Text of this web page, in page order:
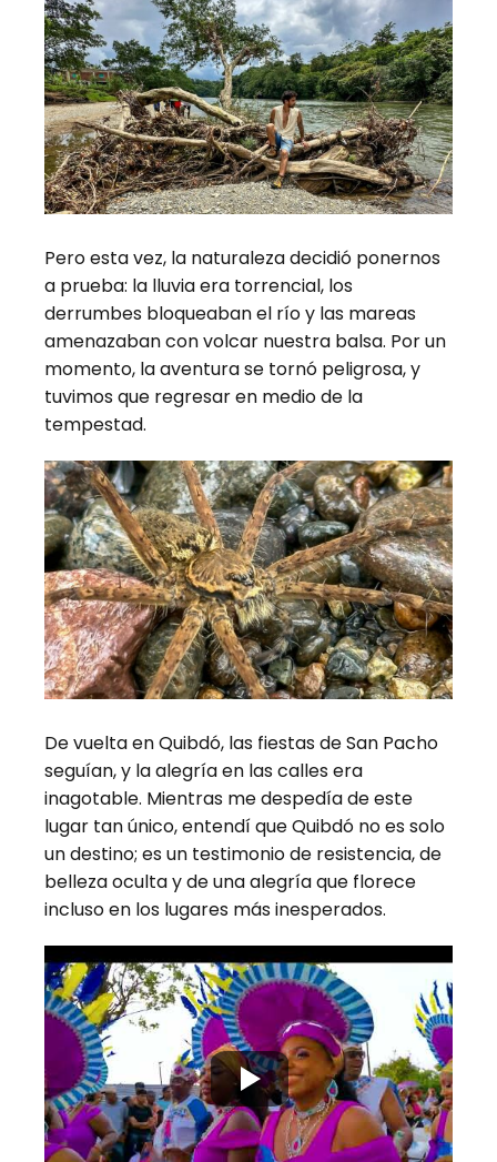
Pero esta vez, la naturaleza decidió ponernos
a prueba: la lluvia era torrencial, los
derrumbes bloqueaban el río y las mareas
amenazaban con volcar nuestra balsa. Por un
momento, la aventura se tornó peligrosa, y
tuvimos que regresar en medio de la
tempestad.
De vuelta en Quibdó, las fiestas de San Pacho
seguían, y la alegría en las calles era
inagotable. Mientras me despedía de este
lugar tan único, entendí que Quibdó no es solo
un destino; es un testimonio de resistencia, de
belleza oculta y de una alegría que florece
incluso en los lugares más inesperados.